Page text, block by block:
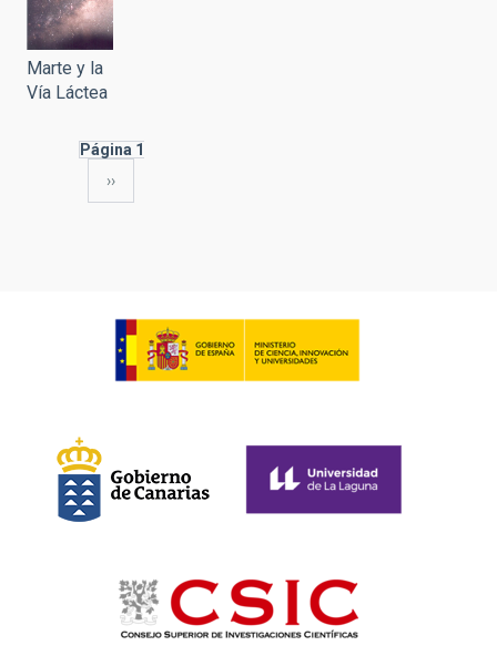
Marte y la
Vía Láctea
Paginación
Página 1
Siguiente
››